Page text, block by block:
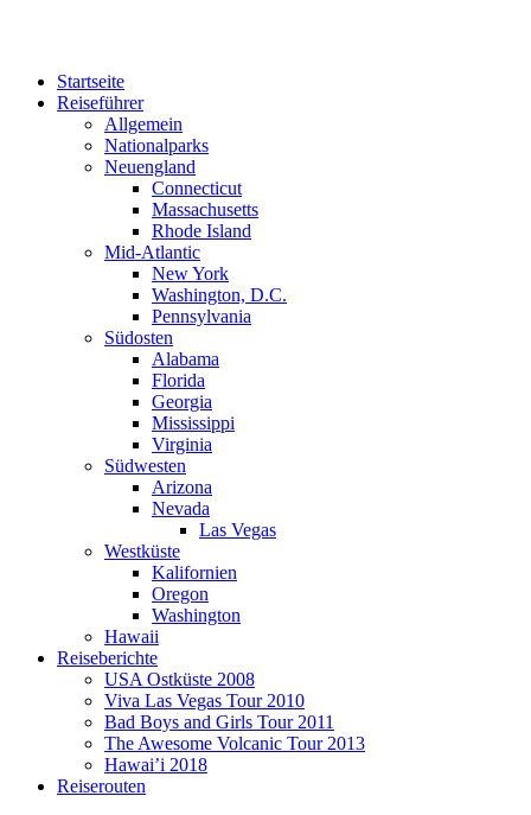
Startseite
Reiseführer
Allgemein
Nationalparks
Neuengland
Connecticut
Massachusetts
Rhode Island
Mid-Atlantic
New York
Washington, D.C.
Pennsylvania
Südosten
Alabama
Florida
Georgia
Mississippi
Virginia
Südwesten
Arizona
Nevada
Las Vegas
Westküste
Kalifornien
Oregon
Washington
Hawaii
Reiseberichte
USA Ostküste 2008
Viva Las Vegas Tour 2010
Bad Boys and Girls Tour 2011
The Awesome Volcanic Tour 2013
Hawai’i 2018
Reiserouten